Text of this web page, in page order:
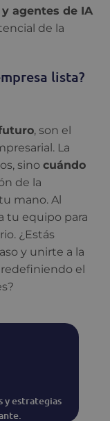
agentes de IA
de la
lista?
, son el
La
sino cuándo
de la
mano. Al
tu equipo para
¿Estás
y unirte a la
el
y estrategias